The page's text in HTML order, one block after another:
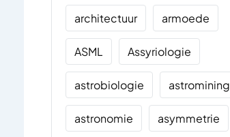
architectuur armoede
ASML Assyriologie
astrobiologie astromining
astronomie asymmetrie